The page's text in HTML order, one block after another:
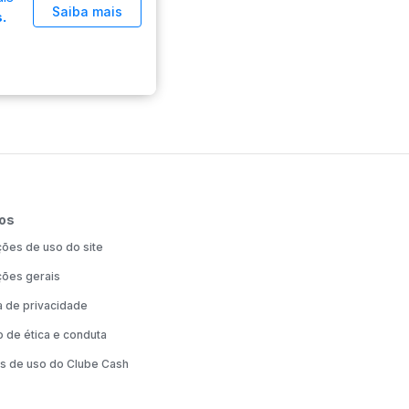
Saiba mais
de uso do site
gerais
de privacidade
de ética e conduta
de uso do Clube Cash